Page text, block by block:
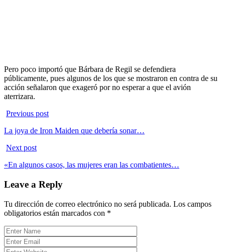
Pero poco importó que Bárbara de Regil se defendiera
públicamente, pues algunos de los que se mostraron en contra de su
acción señalaron que exageró por no esperar a que el avión
aterrizara.
Previous post
La joya de Iron Maiden que debería sonar…
Next post
«En algunos casos, las mujeres eran las combatientes…
Leave a Reply
Tu dirección de correo electrónico no será publicada. Los campos
obligatorios están marcados con *